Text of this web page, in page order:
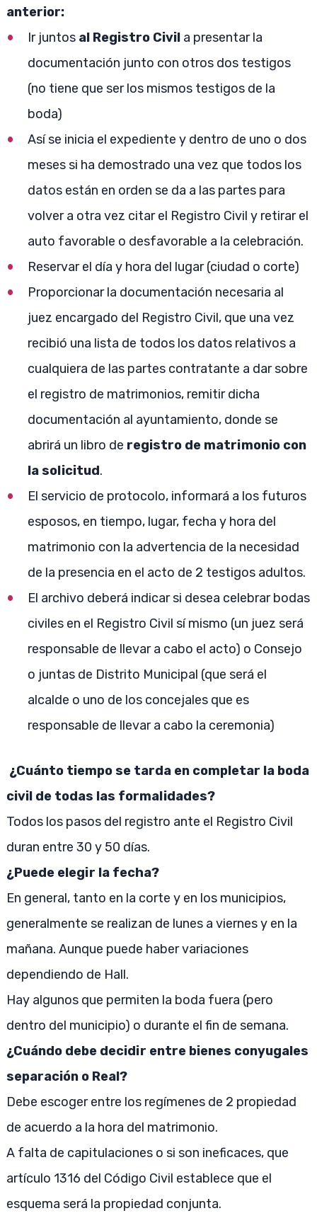
anterior:
Ir juntos al Registro Civila presentar la
documentación junto con otros dos testigos
(no tiene que ser los mismos testigos de la
boda)
Así se inicia el expediente y dentro de uno o dos
meses si ha demostrado una vez que todos los
datos están en orden se da a las partes para
volver a otra vez citar el Registro Civil y retirar el
auto favorable o desfavorable a la celebración.
Reservar el día y hora del lugar (ciudad o corte)
Proporcionar la documentación necesaria al
juez encargado del Registro Civil, que una vez
recibió una lista de todos los datos relativos a
cualquiera de las partes contratante a dar sobre
el registro de matrimonios, remitir dicha
documentación al ayuntamiento, donde se
abrirá un libro de registro de matrimonio con
la solicitud.
El servicio de protocolo, informará a los futuros
esposos, en tiempo, lugar, fecha y hora del
matrimonio con la advertencia de la necesidad
de la presencia en el acto de 2 testigos adultos.
El archivo deberá indicar si desea celebrar bodas
civiles en el Registro Civil sí mismo (un juez será
responsable de llevar a cabo el acto) o Consejo
o juntas de Distrito Municipal (que será el
alcalde o uno de los concejales que es
responsable de llevar a cabo la ceremonia)
¿Cuánto tiempo se tarda en completar la boda
civil de todas las formalidades?
Todos los pasos del registro ante el Registro Civil
duran entre 30 y 50 días.
¿Puede elegir la fecha?
En general, tanto en la corte y en los municipios,
generalmente se realizan de lunes a viernes y en la
mañana. Aunque puede haber variaciones
dependiendo de Hall.
Hay algunos que permiten la boda fuera (pero
dentro del municipio) o durante el fin de semana.
¿Cuándo debe decidir entre bienes conyugales
separación o Real?
Debe escoger entre los regímenes de 2 propiedad
de acuerdo a la hora del matrimonio.
A falta de capitulaciones o si son ineficaces, que
artículo 1316 del Código Civil establece que el
esquema será la propiedad conjunta.